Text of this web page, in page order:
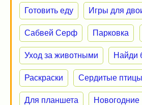
Готовить еду Игры для
Сабвей Серф Парковка
Уход за животными Найди
Раскраски Сердитые птицы
Для планшета Новогодние